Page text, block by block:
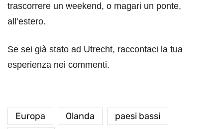
trascorrere un weekend, o magari un ponte,
all’estero.
Se sei già stato ad Utrecht, raccontaci la tua
esperienza nei commenti.
Europa Olanda
paesi bassi